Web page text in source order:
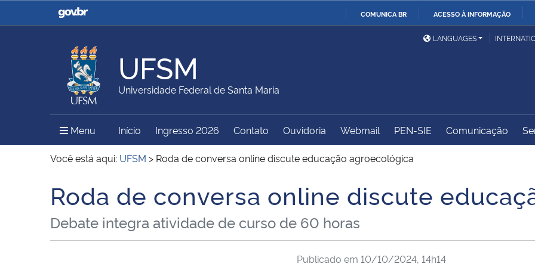
COMUNICA BR ACESSO À INFORMAÇÃO
Casa Civil
Ministério da Justiça e
Ministério da Defesa
Ministério das Relações
Exteriores
Ministério da Agricultura,
Pecuária e Abastecimento
Ministério da Educação
Ministério do Meio Ambiente Ministério do Turismo
Ministério do
Desenvolvimento Regional
Controladoria-Geral da
Secretaria de Governo
Gabinete de Segurança
Institucional
Advocacia-Geral da União Banco Central do Brasil
LANGUAGES
UFSM
Universidade Federal de Santa Maria
Menu Menu Principal do Sítio
Início Ingresso 2026 Contato Ouvidoria Webmail PEN-SIE Comunicação
Você está aqui: UFSM > Roda de conversa online discute educação agroecológica
Início do conteúdo
Roda de conversa online discute
Debate integra atividade de curso de 60 horas
Publicado em 10/10/2024, 14h14